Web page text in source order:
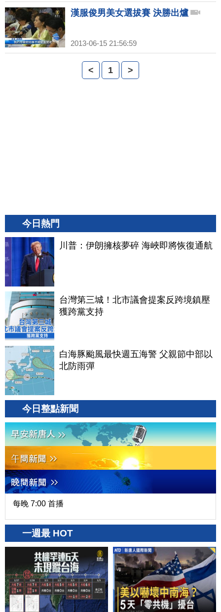
漢服俊男美女選拔賽 決勝出爐
2013-06-15 21:56:59
< 1 >
今日熱門
川普：伊朗擁核夢碎 海峽即將恢復通航
台灣第三城！北市議會提案反跨境鎮壓
獲跨黨支持
白海豚颱風最快週五海警 父親節中部以
北防雨彈
今日整點新聞
每晚 7:00 首播
一週最 HOT